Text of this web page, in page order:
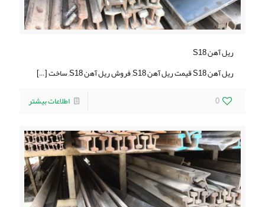
ریل آهن S18
ریل آهن S18 قیمت ریل آهن S18, فروش ریل آهن S18, ساخت
[…]
0
اطلاعات بیشتر